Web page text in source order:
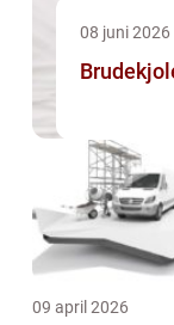
08 juni 2026
09 april 2026